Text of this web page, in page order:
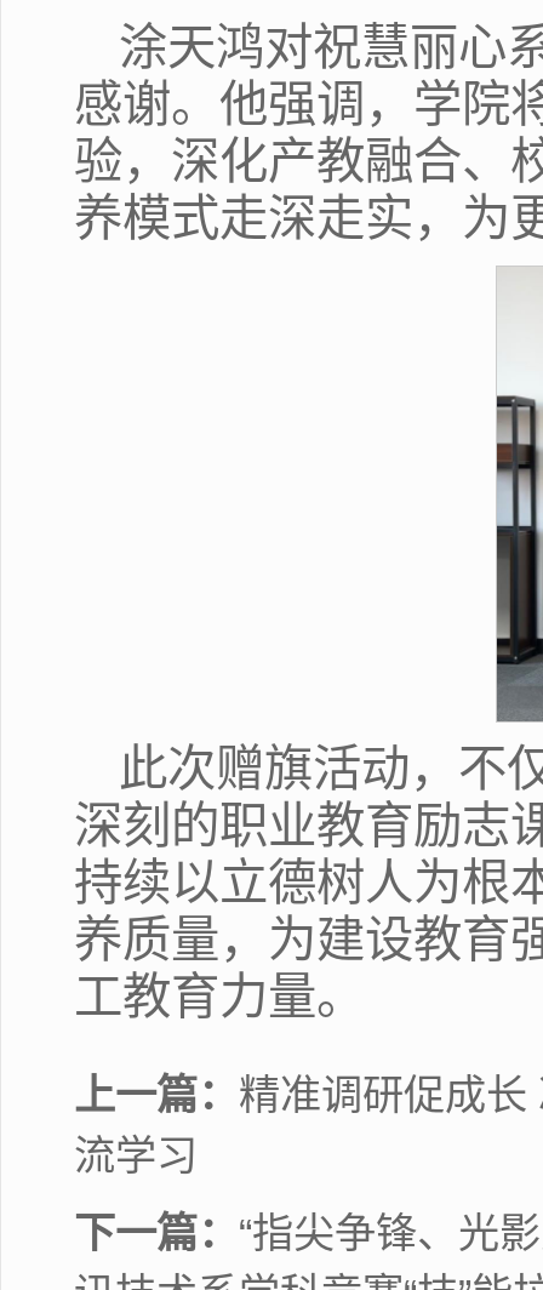
涂天鸿对祝慧丽心
感谢。他强调，学院
验，深化产教融合、
养模式走深走实，为
此次赠旗活动，不
深刻的职业教育励志
持续以立德树人为根
养质量，为建设教育
工教育力量。
上一篇： 精准调研促成
流学习
下一篇： “指尖争锋、光